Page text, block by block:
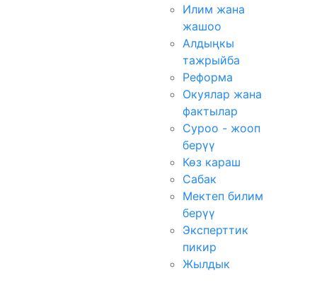
Илим жана
жашоо
Алдыңкы
тажрыйба
Реформа
Окуялар жана
фактылар
Суроо - жооп
берүү
Көз караш
Сабак
Мектеп билим
берүү
Эксперттик
пикир
Жылдык